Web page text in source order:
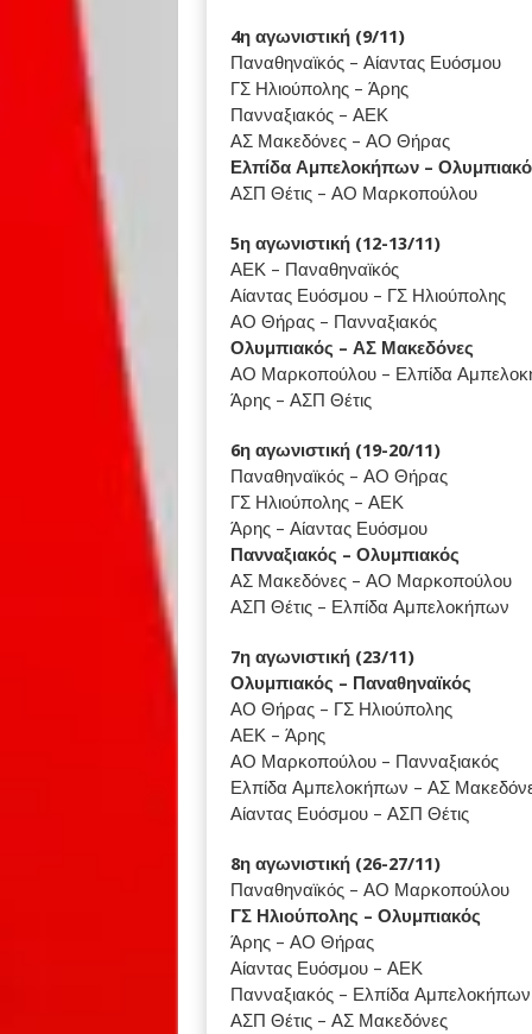
4η αγωνιστική (9/11)
Παναθηναϊκός – Αίαντας Ευόσμου
ΓΣ Ηλιούπολης – Άρης
Πανναξιακός – ΑΕΚ
ΑΣ Μακεδόνες – ΑΟ Θήρας
Ελπίδα Αμπελοκήπων –
ΑΣΠ Θέτις – ΑΟ Μαρκοπούλου
5η αγωνιστική (12-13/11)
ΑΕΚ – Παναθηναϊκός
Αίαντας Ευόσμου – ΓΣ Ηλιούπολης
ΑΟ Θήρας – Πανναξιακός
Ολυμπιακός – ΑΣ Μακεδόνες
ΑΟ Μαρκοπούλου – Ελπίδα
Άρης – ΑΣΠ Θέτις
6η αγωνιστική (19-20/11)
Παναθηναϊκός – ΑΟ Θήρας
ΓΣ Ηλιούπολης – ΑΕΚ
Άρης – Αίαντας Ευόσμου
Πανναξιακός – Ολυμπιακός
ΑΣ Μακεδόνες – ΑΟ Μαρκοπούλου
ΑΣΠ Θέτις – Ελπίδα Αμπελοκήπων
7η αγωνιστική (23/11)
Ολυμπιακός – Παναθηναϊκός
ΑΟ Θήρας – ΓΣ Ηλιούπολης
ΑΕΚ – Άρης
ΑΟ Μαρκοπούλου – Πανναξιακός
Ελπίδα Αμπελοκήπων – ΑΣ
Αίαντας Ευόσμου – ΑΣΠ Θέτις
8η αγωνιστική (26-27/11)
Παναθηναϊκός – ΑΟ Μαρκοπούλου
ΓΣ Ηλιούπολης – Ολυμπιακός
Άρης – ΑΟ Θήρας
Αίαντας Ευόσμου – ΑΕΚ
Πανναξιακός – Ελπίδα Αμπελοκήπων
ΑΣΠ Θέτις – ΑΣ Μακεδόνες